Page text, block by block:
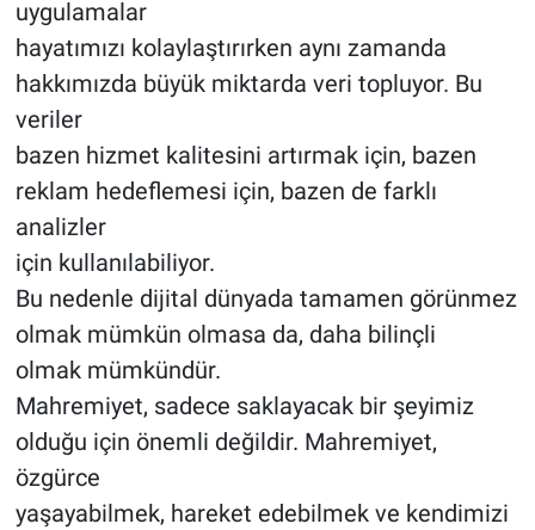
uygulamalar
hayatımızı kolaylaştırırken aynı zamanda
hakkımızda büyük miktarda veri topluyor. Bu
veriler
bazen hizmet kalitesini artırmak için, bazen
reklam hedeflemesi için, bazen de farklı
analizler
için kullanılabiliyor.
Bu nedenle dijital dünyada tamamen görünmez
olmak mümkün olmasa da, daha bilinçli
olmak mümkündür.
Mahremiyet, sadece saklayacak bir şeyimiz
olduğu için önemli değildir. Mahremiyet,
özgürce
yaşayabilmek, hareket edebilmek ve kendimizi